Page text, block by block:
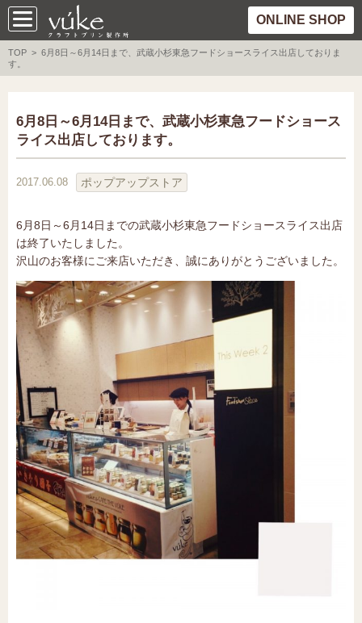
ONLINE SHOP
TOP > 6月8日～6月14日まで、武蔵小杉東急フードショースライス出店しておりま
す。
6月8日～6月14日まで、武蔵小杉東急フードショース
ライス出店しております。
2017.06.08 ポップアップストア
6月8日～6月14日までの武蔵小杉東急フードショースライス出店
は終了いたしました。
沢山のお客様にご来店いただき、誠にありがとうございました。